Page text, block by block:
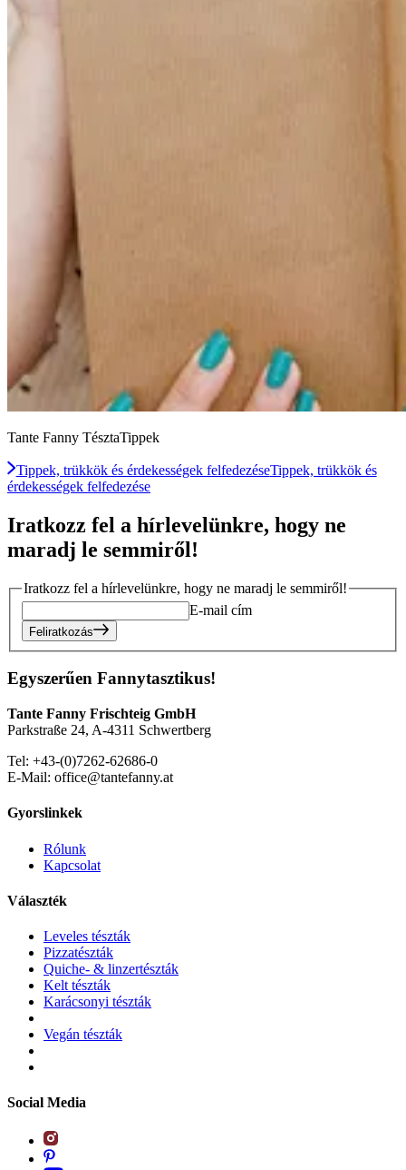
Tante Fanny TésztaTippek
Tippek, trükkök és érdekességek felfedezéseTippek, trükkök és
érdekességek felfedezése
Iratkozz fel a hírlevelünkre, hogy ne
maradj le semmiről!
Iratkozz fel a hírlevelünkre, hogy ne maradj le semmiről!
E-mail cím
Feliratkozás
Egyszerűen Fannytasztikus!
Tante Fanny Frischteig GmbH
Parkstraße 24, A-4311 Schwertberg
Tel: +43-(0)7262-62686-0
E-Mail: office@tantefanny.at
Gyorslinkek
Rólunk
Kapcsolat
Választék
Leveles tészták
Pizzatészták
Quiche- & linzertészták
Kelt tészták
Karácsonyi tészták
Vegán tészták
Social Media